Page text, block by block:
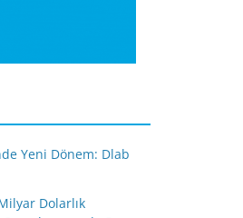
Yeni Dönem: Dlab
Dolarlık